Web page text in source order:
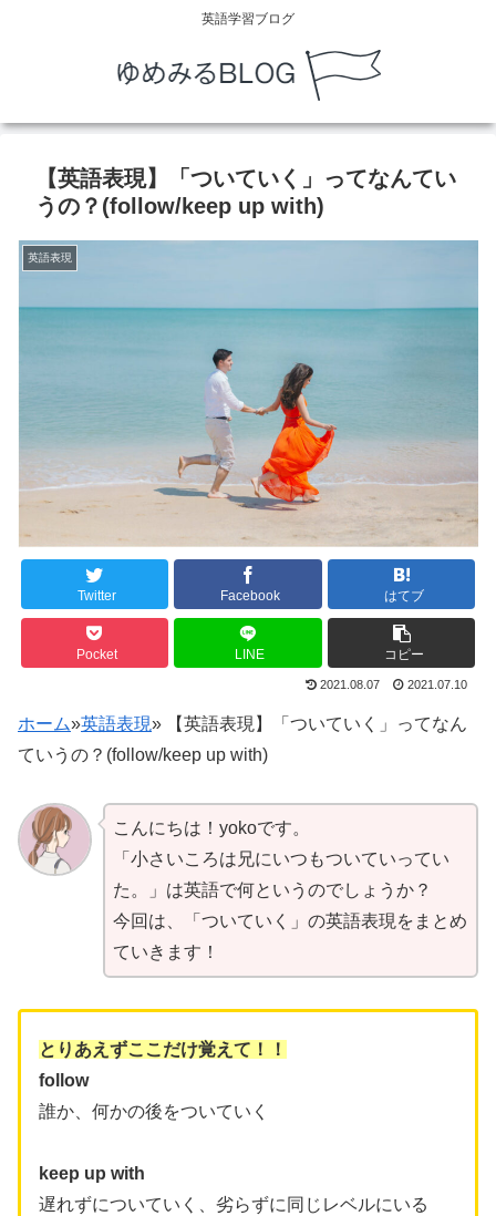
英語学習ブログ
【英語表現】「ついていく」ってなんてい
うの？(follow/keep up with)
英語表現
Twitter Facebook はてブ
Pocket LINE コピー
2021.08.07 2021.07.10
ホーム»英語表現» 【英語表現】「ついていく」ってなん
ていうの？(follow/keep up with)
こんにちは！yokoです。
「小さいころは兄にいつもついていってい
た。」は英語で何というのでしょうか？
今回は、「ついていく」の英語表現をまとめ
ていきます！
とりあえずここだけ覚えて！！
follow
誰か、何かの後をついていく
keep up with
遅れずについていく、劣らずに同じレベルにいる